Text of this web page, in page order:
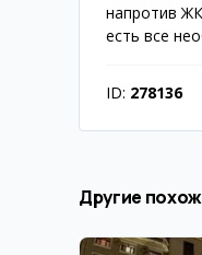
напротив
есть все
ID: 278136
Другие